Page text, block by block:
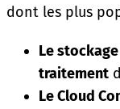
dont les plus
Le
traitement
Le Cloud